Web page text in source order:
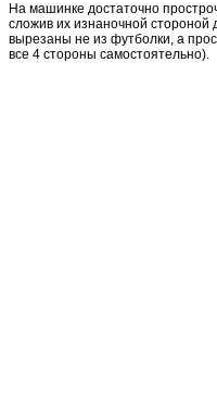
На машинке достаточно
сложив их изнаночной стороной
вырезаны не из футболки, а
все 4 стороны самостоятельно).